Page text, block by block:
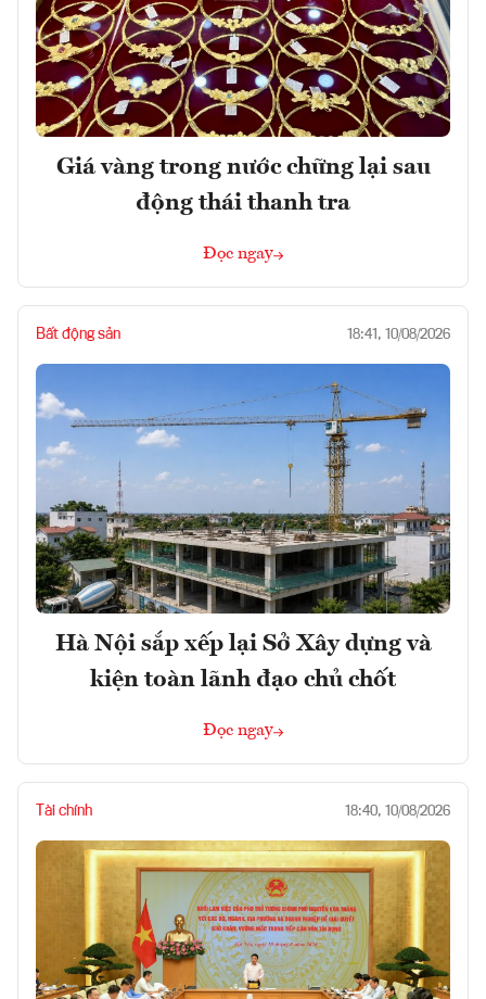
Giá vàng trong nước chững lại sau
động thái thanh tra
Đọc ngay
Bất động sản 18:41, 10/08/2026
Hà Nội sắp xếp lại Sở Xây dựng và
kiện toàn lãnh đạo chủ chốt
Đọc ngay
Tài chính 18:40, 10/08/2026